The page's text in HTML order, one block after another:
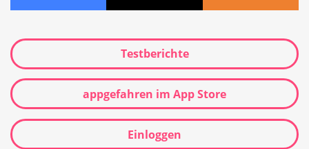
Testberichte
appgefahren im App Store
Einloggen